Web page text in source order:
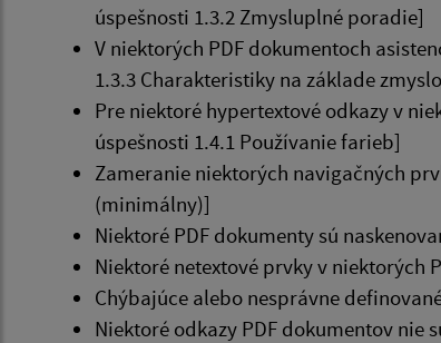
úspešnosti 1.3.2 Zmysluplné poradie]
V niektorých PDF dokumentoch
1.3.3 Charakteristiky na základe
Pre niektoré hypertextové odkazy v
úspešnosti 1.4.1 Používanie farieb]
Zameranie niektorých navigačných
(minimálny)]
Niektoré PDF dokumenty sú
Niektoré netextové prvky v niektorých
Chýbajúce alebo nesprávne
Niektoré odkazy PDF dokumentov nie